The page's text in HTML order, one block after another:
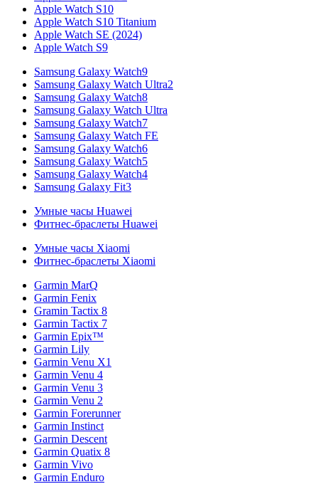
Apple Watch S10
Apple Watch S10 Titanium
Apple Watch SE (2024)
Apple Watch S9
Samsung Galaxy Watch9
Samsung Galaxy Watch Ultra2
Samsung Galaxy Watch8
Samsung Galaxy Watch Ultra
Samsung Galaxy Watch7
Samsung Galaxy Watch FE
Samsung Galaxy Watch6
Samsung Galaxy Watch5
Samsung Galaxy Watch4
Samsung Galaxy Fit3
Умные часы Huawei
Фитнес-браслеты Huawei
Умные часы Xiaomi
Фитнес-браслеты Xiaomi
Garmin MarQ
Garmin Fenix
Gramin Tactix 8
Garmin Tactix 7
Garmin Epix™
Garmin Lily
Garmin Venu X1
Garmin Venu 4
Garmin Venu 3
Garmin Venu 2
Garmin Forerunner
Garmin Instinct
Garmin Descent
Garmin Quatix 8
Garmin Vivo
Garmin Enduro